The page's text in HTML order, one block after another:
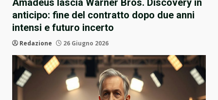
Amadeus lascia Warner Bros. Discovery in
anticipo: fine del contratto dopo due anni
intensi e futuro incerto
Redazione 26 Giugno 2026